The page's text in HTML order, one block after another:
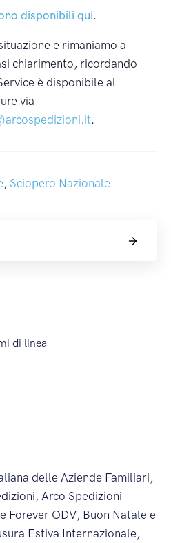
disponibili qui.
e rimaniamo a
chiarimento, ricordando
è disponibile al
via
.
, Sciopero Nazionale
Cerca
di linea
delle Aziende Familiari,
, Arco Spedizioni
Forever ODV, Buon Natale e
Estiva Internazionale,